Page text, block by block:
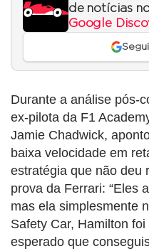
de notícias
Google
Durante a análise pós-
ex-pilota da F1
Jamie Chadwick,
baixa velocidade em
estratégia que não deu
prova da Ferrari: “Eles
mas ela simplesmente
Safety Car, Hamilton
esperado que